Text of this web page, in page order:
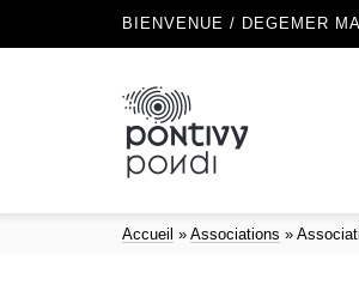
BIENVENUE / DEGEMER
Accueil » Associations »